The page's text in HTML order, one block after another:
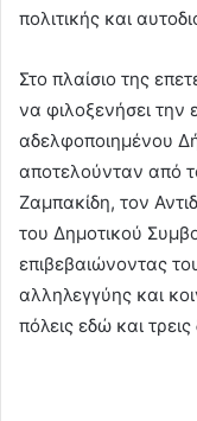
πολιτικής και
Στο πλαίσιο της
να φιλοξενήσει την
αδελφοποιημένου
αποτελούνταν από
Ζαμπακίδη, τον
του Δημοτικού
επιβεβαιώνοντας
αλληλεγγύης και
πόλεις εδώ και τρεις